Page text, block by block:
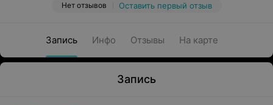
Нет отзывов Оставить первый отзыв
Запись Инфо Отзывы На карте
Запись